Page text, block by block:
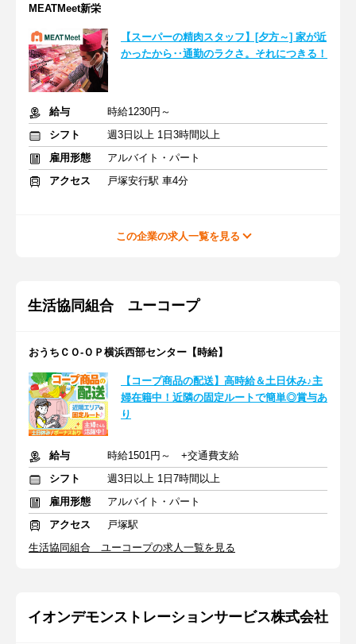
MEATMeet新栄
【スーパーの精肉スタッフ】[夕方～] 家が近
かったから‥通勤のラクさ。それにつきる！
給与
時給1230円～
シフト
週3日以上 1日3時間以上
雇用形態
アルバイト・パート
アクセス
戸塚安行駅 車4分
この企業の求人一覧を見る
生活協同組合 ユーコープ
おうちＣＯ-ＯＰ横浜西部センター【時給】
【コープ商品の配送】高時給＆土日休み♪主
婦在籍中！近隣の固定ルートで簡単◎賞与あ
り
給与
時給1501円～ +交通費支給
シフト
週3日以上 1日7時間以上
雇用形態
アルバイト・パート
アクセス
戸塚駅
生活協同組合 ユーコープの求人一覧を見る
イオンデモンストレーションサービス株式会社